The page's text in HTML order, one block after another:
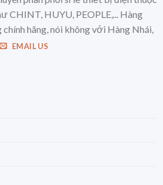
CHINT, HUYU, PEOPLE,... Hàng
hãng, nói không với Hàng Nhái,
EMAIL US